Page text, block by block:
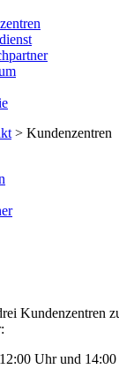
> Kundenzentren
Kundenzentren
Uhr und